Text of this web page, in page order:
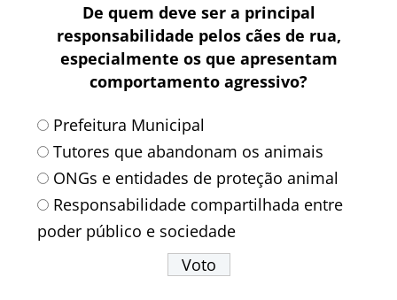
De quem deve ser a principal
responsabilidade pelos cães de rua,
especialmente os que apresentam
comportamento agressivo?
Prefeitura Municipal
Tutores que abandonam os animais
ONGs e entidades de proteção animal
Responsabilidade compartilhada entre
poder público e sociedade